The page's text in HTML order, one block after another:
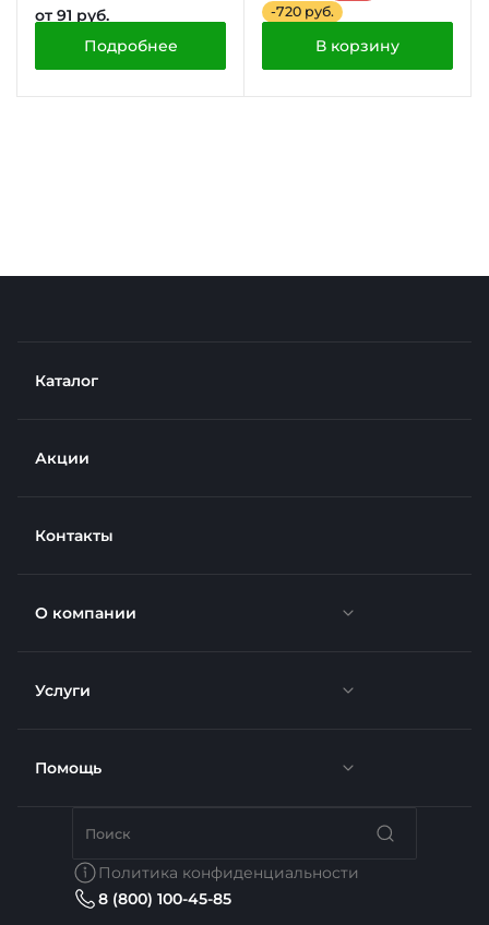
от 91 руб.
Подробнее
-720 руб.
В корзину
Каталог
Акции
Контакты
О компании
Новости
Отзывы
Вакансии
Услуги
Доставка
Недвижимость
Помощь
Политика конфиденциальности
8 (800) 100-45-85